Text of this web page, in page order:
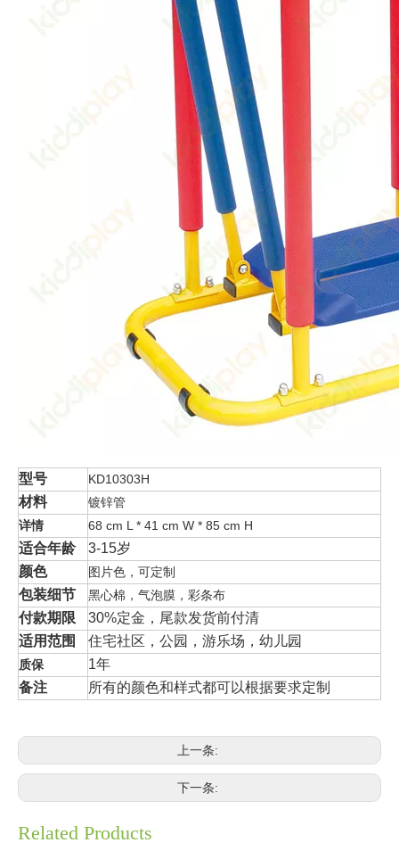
型号 KD10303H
材料
镀锌管
详情
68 cm L * 41 cm W * 85 cm H
适合年龄
3-15岁
颜色
图片色，可定制
包装细节 黑心棉，气泡膜，彩条布
付款期限
30%定金，尾款发货前付清
适用范围
住宅社区，公园，游乐场，幼儿园
质保
1年
备注
所有的颜色和样式都可以根据要求定制
上一条:
下一条:
Related Products